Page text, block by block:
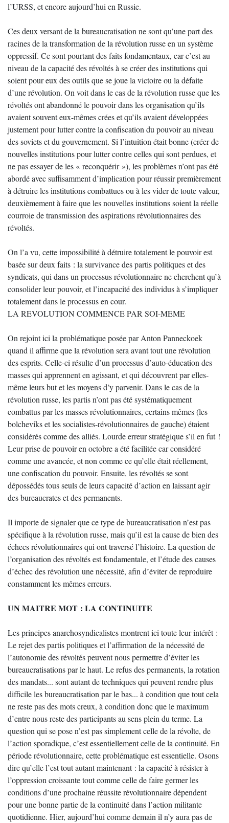
l’URSS, et encore aujourd’hui en Russie.
Ces deux versant de la bureaucratisation ne sont qu’une part des
racines de la transformation de la révolution russe en un système
oppressif. Ce sont pourtant des faits fondamentaux, car c’est au
niveau de la capacité des révoltés à se créer des institutions qui
soient pour eux des outils que se joue la victoire ou la défaite
d’une révolution. On voit dans le cas de la révolution russe que les
révoltés ont abandonné le pouvoir dans les organisation qu’ils
avaient souvent eux-mêmes crées et qu’ils avaient développées
justement pour lutter contre la confiscation du pouvoir au niveau
des soviets et du gouvernement. Si l’intuition était bonne (créer de
nouvelles institutions pour lutter contre celles qui sont perdues, et
ne pas essayer de les « reconquérir »), les problèmes n’ont pas été
abordé avec suffisamment d’implication pour réussir premièrement
à détruire les institutions combattues ou à les vider de toute valeur,
deuxièmement à faire que les nouvelles institutions soient la réelle
courroie de transmission des aspirations révolutionnaires des
révoltés.
On l’a vu, cette impossibilité à détruire totalement le pouvoir est
basée sur deux faits : la survivance des partis politiques et des
syndicats, qui dans un processus révolutionnaire ne cherchent qu’à
consolider leur pouvoir, et l’incapacité des individus à s’impliquer
totalement dans le processus en cour.
LA REVOLUTION COMMENCE PAR SOI-MEME
On rejoint ici la problématique posée par Anton Panneckoek
quand il affirme que la révolution sera avant tout une révolution
des esprits. Celle-ci résulte d’un processus d’auto-éducation des
masses qui apprennent en agissant, et qui découvrent par elles-
même leurs but et les moyens d’y parvenir. Dans le cas de la
révolution russe, les partis n’ont pas été systématiquement
combattus par les masses révolutionnaires, certains mêmes (les
bolcheviks et les socialistes-révolutionnaires de gauche) étaient
considérés comme des alliés. Lourde erreur stratégique s’il en fut !
Leur prise de pouvoir en octobre a été facilitée car considéré
comme une avancée, et non comme ce qu’elle était réellement,
une confiscation du pouvoir. Ensuite, les révoltés se sont
dépossédés tous seuls de leurs capacité d’action en laissant agir
des bureaucrates et des permanents.
Il importe de signaler que ce type de bureaucratisation n’est pas
spécifique à la révolution russe, mais qu’il est la cause de bien des
échecs révolutionnaires qui ont traversé l’histoire. La question de
l’organisation des révoltés est fondamentale, et l’étude des causes
d’échec des révolution une nécessité, afin d’éviter de reproduire
constamment les mêmes erreurs.
UN MAITRE MOT : LA CONTINUITE
Les principes anarchosyndicalistes montrent ici toute leur intérêt :
Le rejet des partis politiques et l’affirmation de la nécessité de
l’autonomie des révoltés peuvent nous permettre d’éviter les
bureaucratisations par le haut. Le refus des permanents, la rotation
des mandats... sont autant de techniques qui peuvent rendre plus
difficile les bureaucratisation par le bas... à condition que tout cela
ne reste pas des mots creux, à condition donc que le maximum
d’entre nous reste des participants au sens plein du terme. La
question qui se pose n’est pas simplement celle de la révolte, de
l’action sporadique, c’est essentiellement celle de la continuité. En
période révolutionnaire, cette problématique est essentielle. Osons
dire qu’elle l’est tout autant maintenant : la capacité à résister à
l’oppression croissante tout comme celle de faire germer les
conditions d’une prochaine réussite révolutionnaire dépendent
pour une bonne partie de la continuité dans l’action militante
quotidienne. Hier, aujourd’hui comme demain il n’y aura pas de